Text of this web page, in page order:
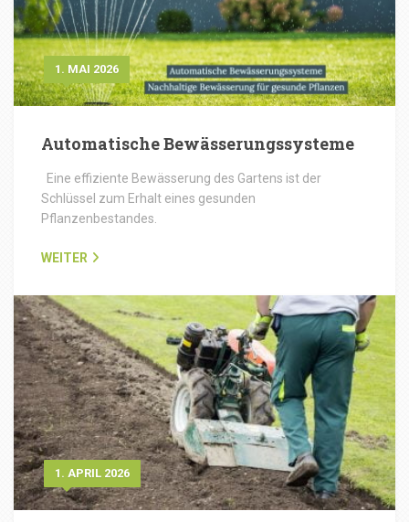
1. MAI 2026
Automatische Bewässerungssysteme
Eine effiziente Bewässerung des Gartens ist der
Schlüssel zum Erhalt eines gesunden
Pflanzenbestandes.
WEITER
1. APRIL 2026